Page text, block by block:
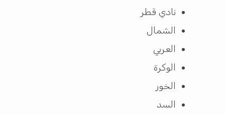
نادي قطر
الشمال
العربي
الوكرة
الخور
السد